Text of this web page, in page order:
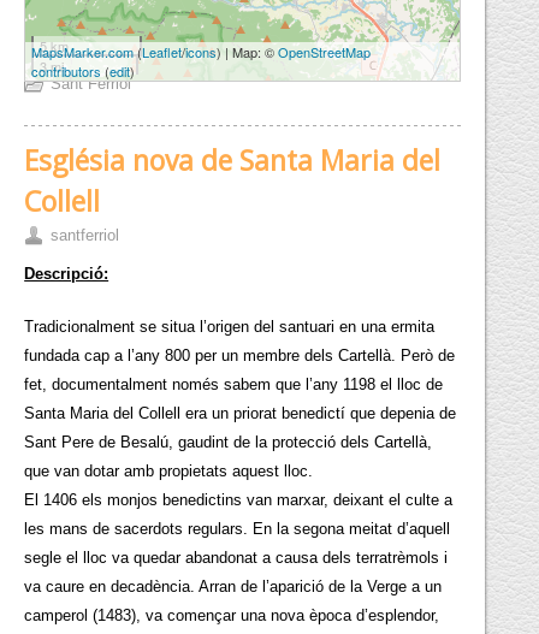
5 km
3 mi
MapsMarker.com(Leaflet/icons) | Map: ©OpenStreetMap
contributors (edit)
Sant Ferriol
Església nova de Santa Maria del
Collell
santferriol
Descripció:
Tradicionalment se situa l’origen del santuari en una ermita
fundada cap a l’any 800 per un membre dels Cartellà. Però de
fet, documentalment només sabem que l’any 1198 el lloc de
Santa Maria del Collell era un priorat benedictí que depenia de
Sant Pere de Besalú, gaudint de la protecció dels Cartellà,
que van dotar amb propietats aquest lloc.
El 1406 els monjos benedictins van marxar, deixant el culte a
les mans de sacerdots regulars. En la segona meitat d’aquell
segle el lloc va quedar abandonat a causa dels terratrèmols i
va caure en decadència. Arran de l’aparició de la Verge a un
camperol (1483), va començar una nova època d’esplendor,